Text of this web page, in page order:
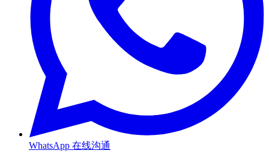
WhatsApp 在线沟通